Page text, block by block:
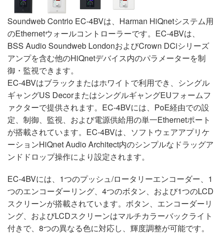
Soundweb Contrio EC-4BVは、Harman HiQnetシステム用
のEthernetウォールコントローラーです。EC-4BVは、
BSS Audio Soundweb LondonおよびCrown DCiシリーズ
アンプを含む他のHiQnetデバイス内のパラメーターを制
御・監視できます。
EC-4BVはブラックまたはホワイトで利用でき、シングル
ギャングUS DecorまたはシングルギャングEUフォームフ
ァクターで提供されます。EC-4BVには、PoE経由での設
定、制御、監視、および電源供給用の単一Ethernetポート
が搭載されています。EC-4BVは、ソフトウェアアプリケ
ーションHiQnet Audio Architect内のシンプルなドラッグア
ンドドロップ操作により設定されます。
EC-4BVには、1つのプッシュ/ロータリーエンコーダー、1
つのエンコーダーリング、4つのボタン、および1つのLCD
スクリーンが搭載されています。ボタン、エンコーダーリ
ング、およびLCDスクリーンはマルチカラーバックライト
付きで、8つの異なる色に対応し、輝度調整が可能です。